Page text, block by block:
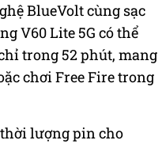
BlueVolt cùng sạc
V60 Lite 5G có thể
trong 52 phút, mang
chơi Free Fire trong
lượng pin cho